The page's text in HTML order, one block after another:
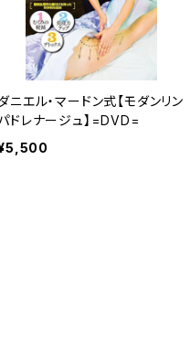
ニエル・マードン式【モダンリン
ドレナージュ】=DVD=